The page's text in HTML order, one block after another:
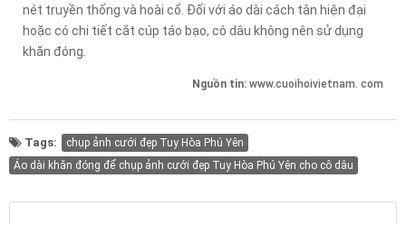
nét truyền thống và hoài cổ. Đối với áo dài cách tân hiện đại
hoặc có chi tiết cắt cúp táo bạo, cô dâu không nên sử dụng
khăn đóng.
Nguồn tin: www.cuoihoivietnam. com
Tags:
chụp ảnh cưới đẹp Tuy Hòa Phú Yên
Áo dài khăn đóng để chụp ảnh cưới đẹp Tuy Hòa Phú Yên cho cô dâu